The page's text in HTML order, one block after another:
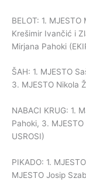
BELOT: 1.
Krešimir Ivančić i
Mirjana Pahoki
ŠAH: 1. MJESTO
3. MJESTO Nikola
NABACI KRUG: 1.
Pahoki, 3.
USROSI)
PIKADO: 1.
MJESTO Josip